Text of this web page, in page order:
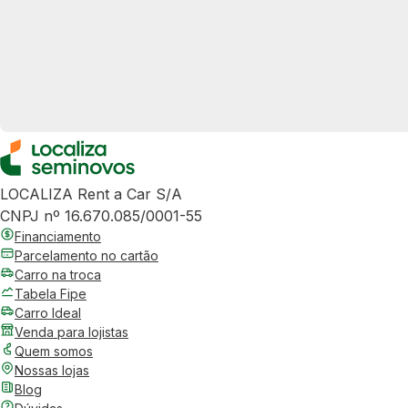
LOCALIZA Rent a Car S/A
CNPJ nº 16.670.085/0001-55
Financiamento
Parcelamento no cartão
Carro na troca
Tabela Fipe
Carro Ideal
Venda para lojistas
Quem somos
Nossas lojas
Blog